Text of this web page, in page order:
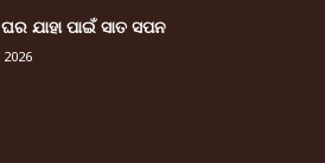
ଯାହା ପାଇଁ ସାତ ସପନ